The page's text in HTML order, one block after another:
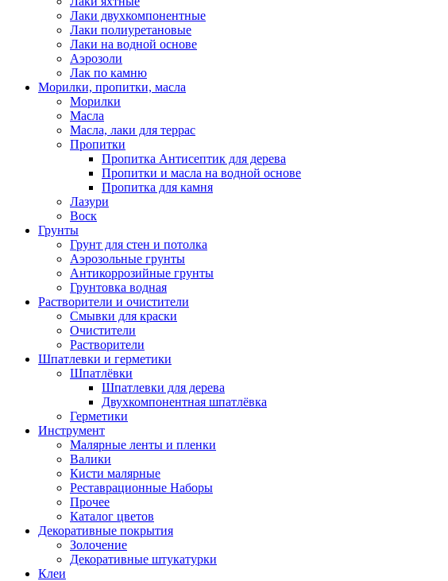
Лаки двухкомпонентные
Лаки полиуретановые
Лаки на водной основе
Аэрозоли
Лак по камню
Морилки, пропитки, масла
Морилки
Масла
Масла, лаки для террас
Пропитки
Пропитка Антисептик для дерева
Пропитки и масла на водной основе
Пропитка для камня
Лазури
Воск
Грунты
Грунт для стен и потолка
Аэрозольные грунты
Антикоррозийные грунты
Грунтовка водная
Растворители и очистители
Смывки для краски
Очистители
Растворители
Шпатлевки и герметики
Шпатлёвки
Шпатлевки для дерева
Двухкомпонентная шпатлёвка
Герметики
Инструмент
Малярные ленты и пленки
Валики
Кисти малярные
Реставрационные Наборы
Прочее
Каталог цветов
Декоративные покрытия
Золочение
Декоративные штукатурки
Клеи